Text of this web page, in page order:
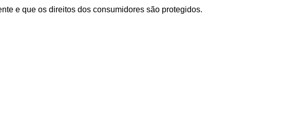
e que os direitos dos consumidores são protegidos.